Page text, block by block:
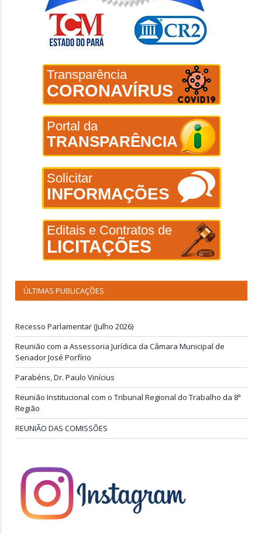
Transparência
CORONAVÍRUS
Portal da
TRANSPARÊNCIA
Solicitar
INFORMAÇÕES
Editais e Contratos de
LICITAÇÕES
ÚLTIMAS PUBLICAÇÕES
Recesso Parlamentar (Julho 2026)
Reunião com a Assessoria Jurídica da Câmara Municipal de
Senador José Porfírio
Parabéns, Dr. Paulo Vinícius
Reunião Institucional com o Tribunal Regional do Trabalho da 8ª
Região
REUNIÃO DAS COMISSÕES